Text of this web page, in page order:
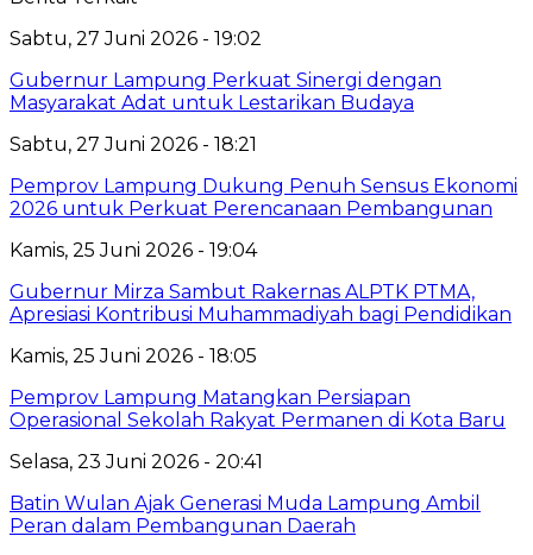
Sabtu, 27 Juni 2026 - 19:02
Gubernur Lampung Perkuat Sinergi dengan
Masyarakat Adat untuk Lestarikan Budaya
Sabtu, 27 Juni 2026 - 18:21
Pemprov Lampung Dukung Penuh Sensus Ekonomi
2026 untuk Perkuat Perencanaan Pembangunan
Kamis, 25 Juni 2026 - 19:04
Gubernur Mirza Sambut Rakernas ALPTK PTMA,
Apresiasi Kontribusi Muhammadiyah bagi Pendidikan
Kamis, 25 Juni 2026 - 18:05
Pemprov Lampung Matangkan Persiapan
Operasional Sekolah Rakyat Permanen di Kota Baru
Selasa, 23 Juni 2026 - 20:41
Batin Wulan Ajak Generasi Muda Lampung Ambil
Peran dalam Pembangunan Daerah